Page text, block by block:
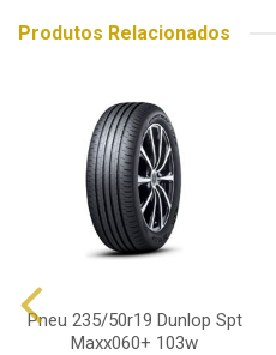
Produtos Relacionados
Pneu 235/50r19 Dunlop Spt
Maxx060+ 103w